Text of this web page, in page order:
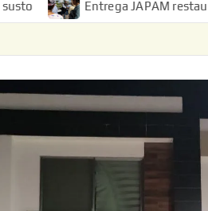
Entrega JAPAM restauración del